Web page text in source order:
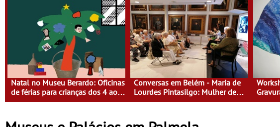
Natal no Museu Berardo: Oficinas
de férias para crianças dos 4 aos
13 anos
Conversas em Belém - Maria de
Lourdes Pintasilgo: Mulher de
um Tempo Novo